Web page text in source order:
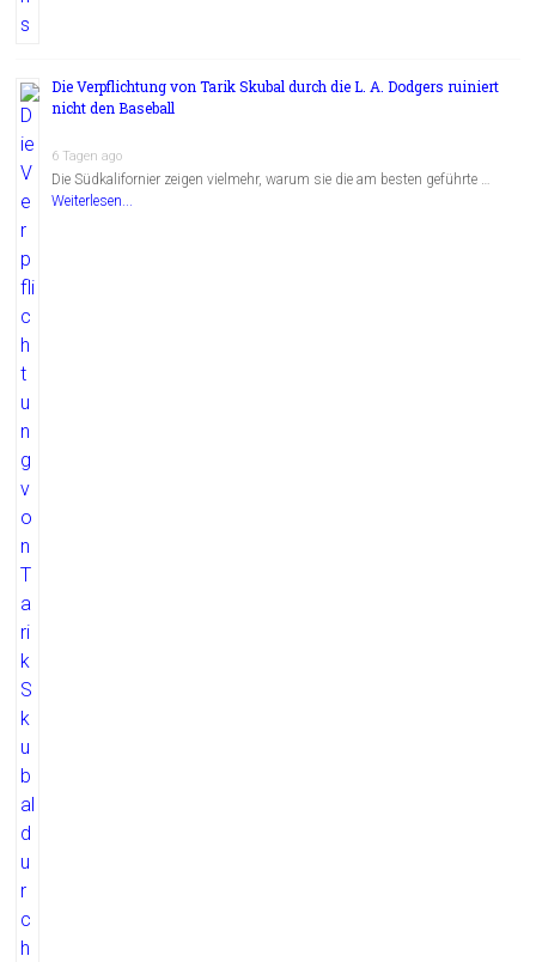
Die Verpflichtung von Tarik Skubal durch die L. A. Dodgers ruiniert
nicht den Baseball
6 Tagen ago
Die Südkalifornier zeigen vielmehr, warum sie die am besten geführte …
Weiterlesen...